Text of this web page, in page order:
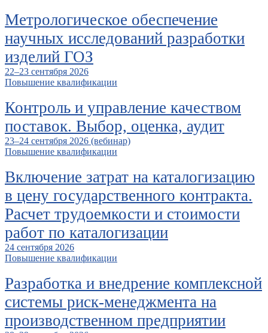
Метрологическое обеспечение
научных исследований разработки
изделий ГОЗ
22–23 сентября 2026
Повышение квалификации
Контроль и управление качеством
поставок. Выбор, оценка, аудит
23–24 сентября 2026 (вебинар)
Повышение квалификации
Включение затрат на каталогизацию
в цену государственного контракта.
Расчет трудоемкости и стоимости
работ по каталогизации
24 сентября 2026
Повышение квалификации
Разработка и внедрение комплексной
системы риск-менеджмента на
производственном предприятии